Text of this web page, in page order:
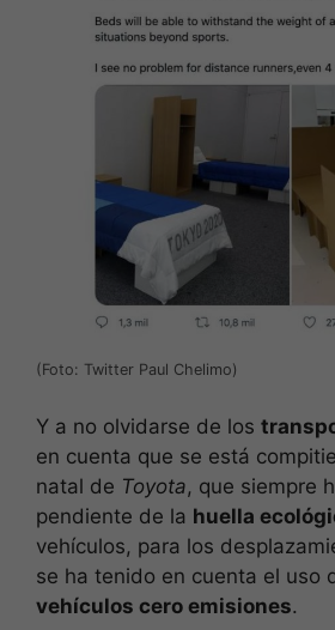
(Foto: Twitter Paul Chelimo)
Y a no olvidarse de los
en cuenta que se está
natal de Toyota, que siempre
pendiente de la huella
vehículos, para los
se ha tenido en cuenta el uso
vehículos cero emisiones.